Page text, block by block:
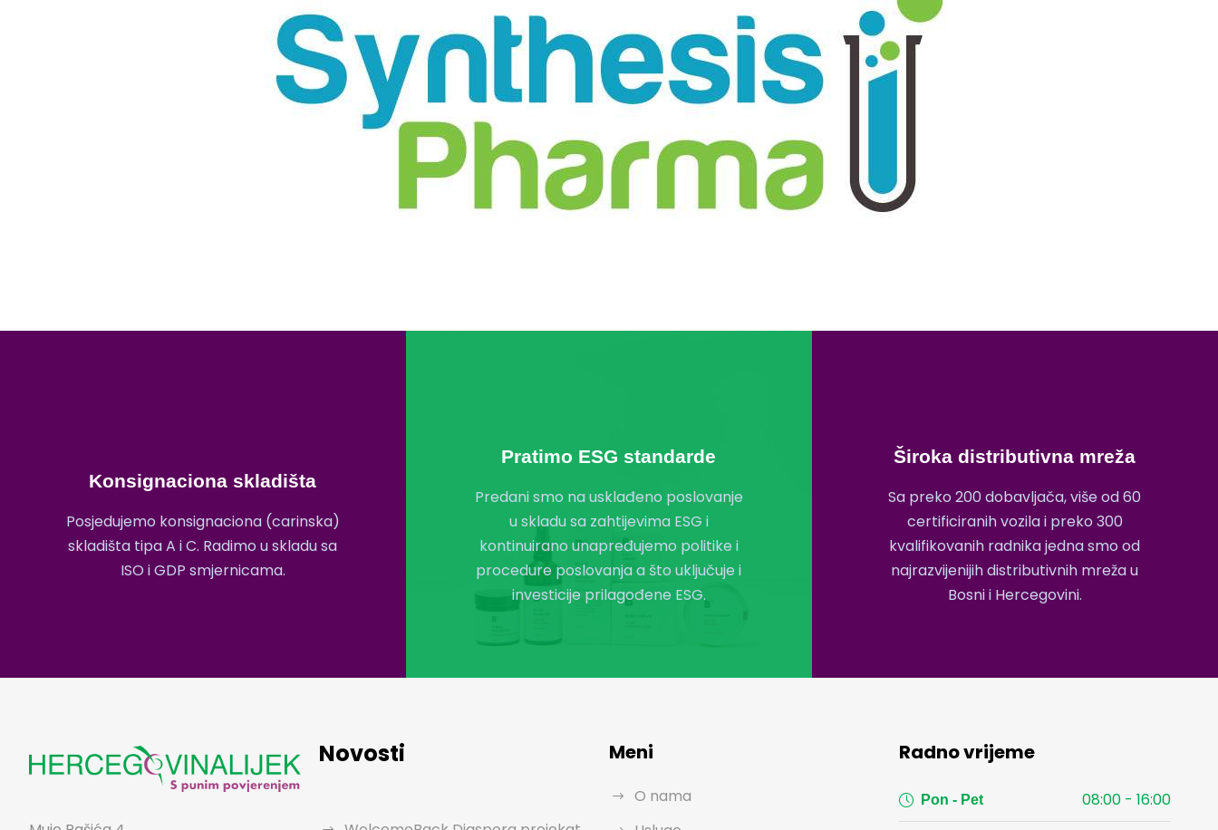
Konsignaciona skladišta
Posjedujemo konsignaciona (carinska)
skladišta tipa A i C. Radimo u skladu sa
ISO i GDP smjernicama.
Pratimo ESG standarde
Predani smo na usklađeno poslovanje
u skladu sa zahtijevima ESG i
kontinuirano unapređujemo politike i
procedure poslovanja a što uključuje i
investicije prilagođene ESG.
Široka distributivna mreža
Sa preko 200 dobavljača, više od 60
certificiranih vozila i preko 300
kvalifikovanih radnika jedna smo od
najrazvijenijih distributivnih mreža u
Bosni i Hercegovini.
Novosti Meni
O nama
Radno vrijeme
Pon - Pet 08:00 - 16:00